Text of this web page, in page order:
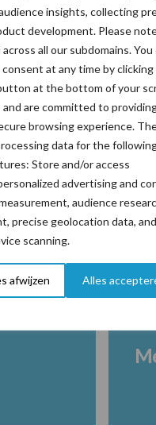
insights, collecting
development. Please
all our subdomains. You
at any time by
at the bottom of your
are committed to
browsing experience.
data for the
Store and/or access
advertising and
audience
precise geolocation data, and
scanning.
afwijzen Alles
vaak onderschatte
mastitis
Wet en